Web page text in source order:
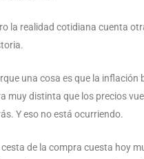
la realidad cotidiana cuenta
una cosa es que la inflación
muy distinta que los precios
Y eso no está ocurriendo.
cesta de la compra cuesta hoy